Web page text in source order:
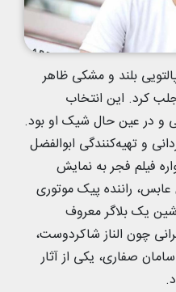
بلند و مشکی ظاهر
کرد. این انتخاب
و در عین حال شیک او بود.
و تهیه‌کنندگی ابوالفضل
فیلم فجر به نمایش
عابس، راننده پیک موتوری
یک بلاگر معروف
چون الناز شاکردوست،
صفاری، یکی از آثار